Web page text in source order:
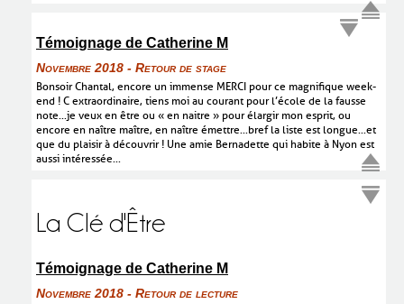
Témoignage de Catherine M
Novembre 2018 - Retour de stage
Bonsoir Chantal, encore un immense MERCI pour ce magnifique week-
end ! C extraordinaire, tiens moi au courant pour l’école de la fausse
note...je veux en être ou « en naitre » pour élargir mon esprit, ou
encore en naître maître, en naître émettre...bref la liste est longue...et
que du plaisir à découvrir ! Une amie Bernadette qui habite à Nyon est
aussi intéressée...
La Clé d'Être
Témoignage de Catherine M
Novembre 2018 - Retour de lecture